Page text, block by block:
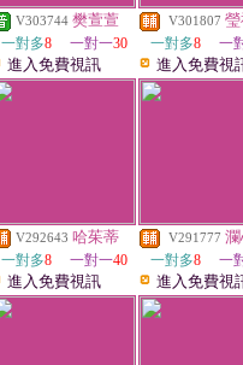
V303744 樊萱萱
一對多8 一對一30
進入免費視訊
V301807
一對多8 一
進入免費視
V292643 哈茱蒂
一對多8 一對一40
進入免費視訊
V291777
一對多8 一
進入免費視